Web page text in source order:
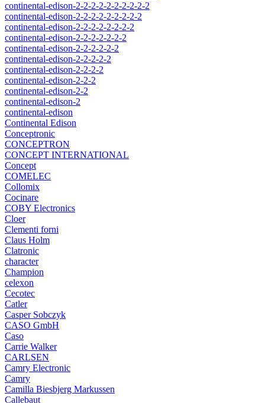
continental-edison-2-2-2-2-2-2-2-2-2-2
continental-edison-2-2-2-2-2-2-2-2-2
continental-edison-2-2-2-2-2-2-2-2
continental-edison-2-2-2-2-2-2-2
continental-edison-2-2-2-2-2-2
continental-edison-2-2-2-2-2
continental-edison-2-2-2-2
continental-edison-2-2-2
continental-edison-2-2
continental-edison-2
continental-edison
Continental Edison
Conceptronic
CONCEPTRON
CONCEPT INTERNATIONAL
Concept
COMELEC
Collomix
Cocinare
COBY Electronics
Cloer
Clementi forni
Claus Holm
Clatronic
character
Champion
celexon
Cecotec
Catler
Casper Sobczyk
CASO GmbH
Caso
Carrie Walker
CARLSEN
Camry Electronic
Camry
Camilla Biesbjerg Markussen
Callebaut